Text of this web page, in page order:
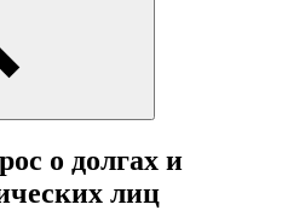
о долгах и
лиц